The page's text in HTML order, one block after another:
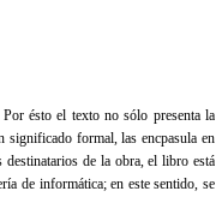
ésto el texto no sólo presenta la
significado formal, las encpasula en
de la obra, el libro está
de informática; en este sentido, se